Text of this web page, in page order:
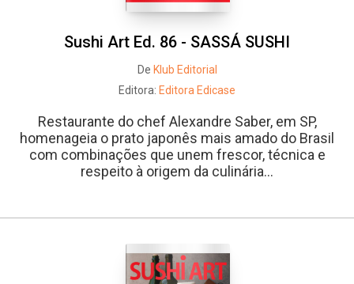
Sushi Art Ed. 86 - SASSÁ SUSHI
De Klub Editorial
Editora: Editora Edicase
Restaurante do chef Alexandre Saber, em SP,
homenageia o prato japonês mais amado do Brasil
com combinações que unem frescor, técnica e
respeito à origem da culinária...